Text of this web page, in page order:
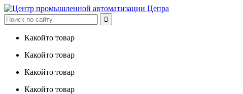

Какойто товар
Какойто товар
Какойто товар
Какойто товар